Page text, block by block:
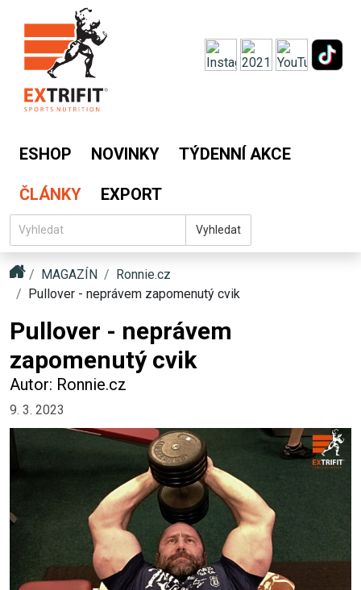
ESHOP NOVINKY TÝDENNÍ AKCE
ČLÁNKY EXPORT
Vyhledat
MAGAZÍN
Ronnie.cz
Pullover - neprávem zapomenutý cvik
Pullover - neprávem
zapomenutý cvik
Autor: Ronnie.cz
9. 3. 2023